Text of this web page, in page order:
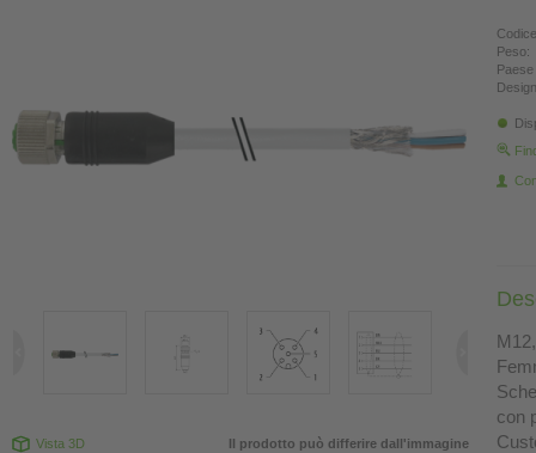
Vista 3D Il prodotto può differire dall'immagine
Peso:
con